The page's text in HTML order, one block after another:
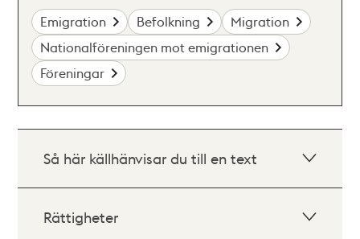
Emigration Befolkning
Migration
Nationalföreningen mot emigrationen
Föreningar
Så här källhänvisar du till en text
Rättigheter